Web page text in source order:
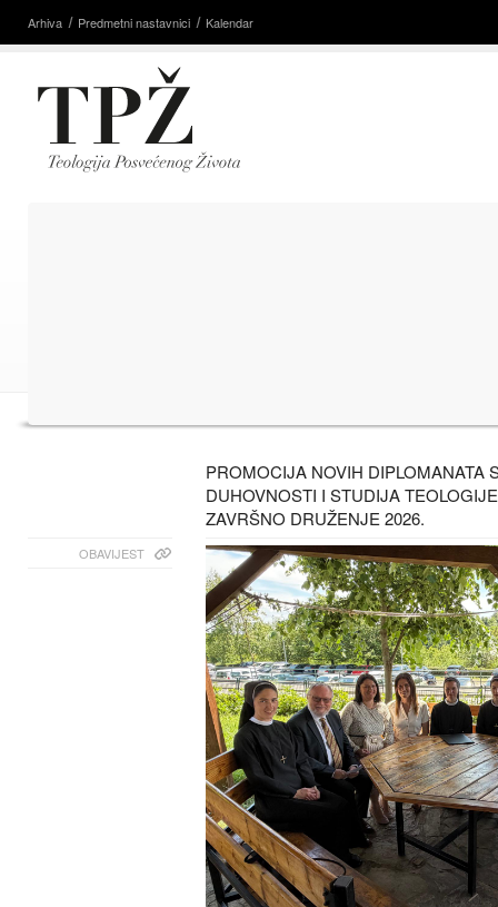
Arhiva Predmetni nastavnici Kalendar
PROMOCIJA NOVIH DIPLOMANATA
DUHOVNOSTI I STUDIJA
ZAVRŠNO DRUŽENJE 2026.
OBAVIJEST